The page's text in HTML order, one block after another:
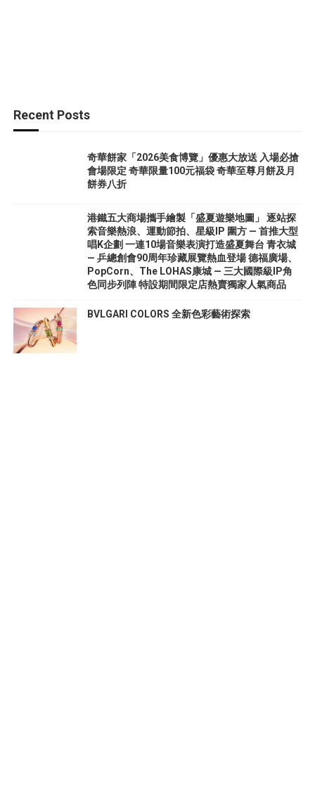
Recent Posts
奇華餅家「2026美食博覽」優惠大放送 入場必搶
會場限定 奇華限量100元福袋 奇華至尊月餅及月
餅券八折
港鐵五大商場攜手繪製「盛夏遊樂地圖」 逐站探
索音樂熱浪、運動節拍、星級IP 圍方 — 首推大型
唱K企劃 一連10場音樂表演打造盛夏舞台 青衣城
— 乒總創會90周年珍藏展覽熱血登場 德福廣場、
PopCorn、The LOHAS康城 — 三大國際級IP角
色同步列陣 特設期間限定店熱賣獨家人氣商品
BVLGARI COLORS 全新色彩藝術探索